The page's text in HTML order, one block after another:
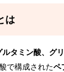
は
ルタミン酸、グ
で構成されたペ